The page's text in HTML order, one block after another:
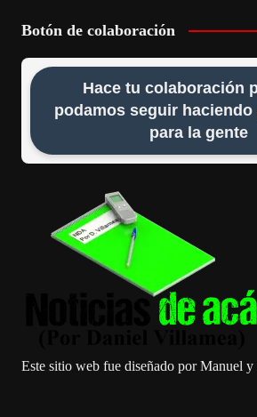
Botón de colaboración
Hace tu colaboración
podamos seguir
para la gente
Este sitio web fue diseñado por Manuel